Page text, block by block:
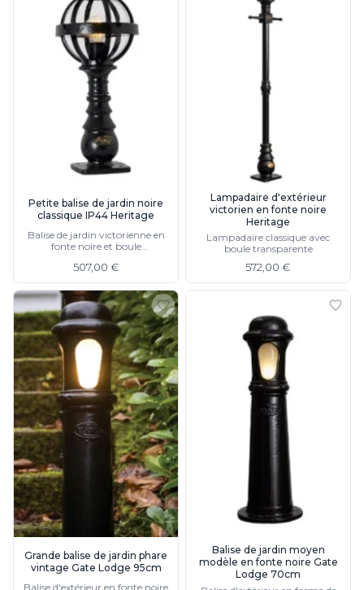
Petite balise de jardin noire
classique IP44 Heritage
Balise de jardin victorienne en
fonte noire et boule
507,00 €
Lampadaire d'extérieur
victorien en fonte noire
Heritage
Lampadaire classique avec
boule transparente
572,00 €
Grande balise de jardin phare
vintage Gate Lodge 95cm
Balise d'extérieur en fonte noire
Balise de jardin moyen
modèle en fonte noire Gate
Lodge 70cm